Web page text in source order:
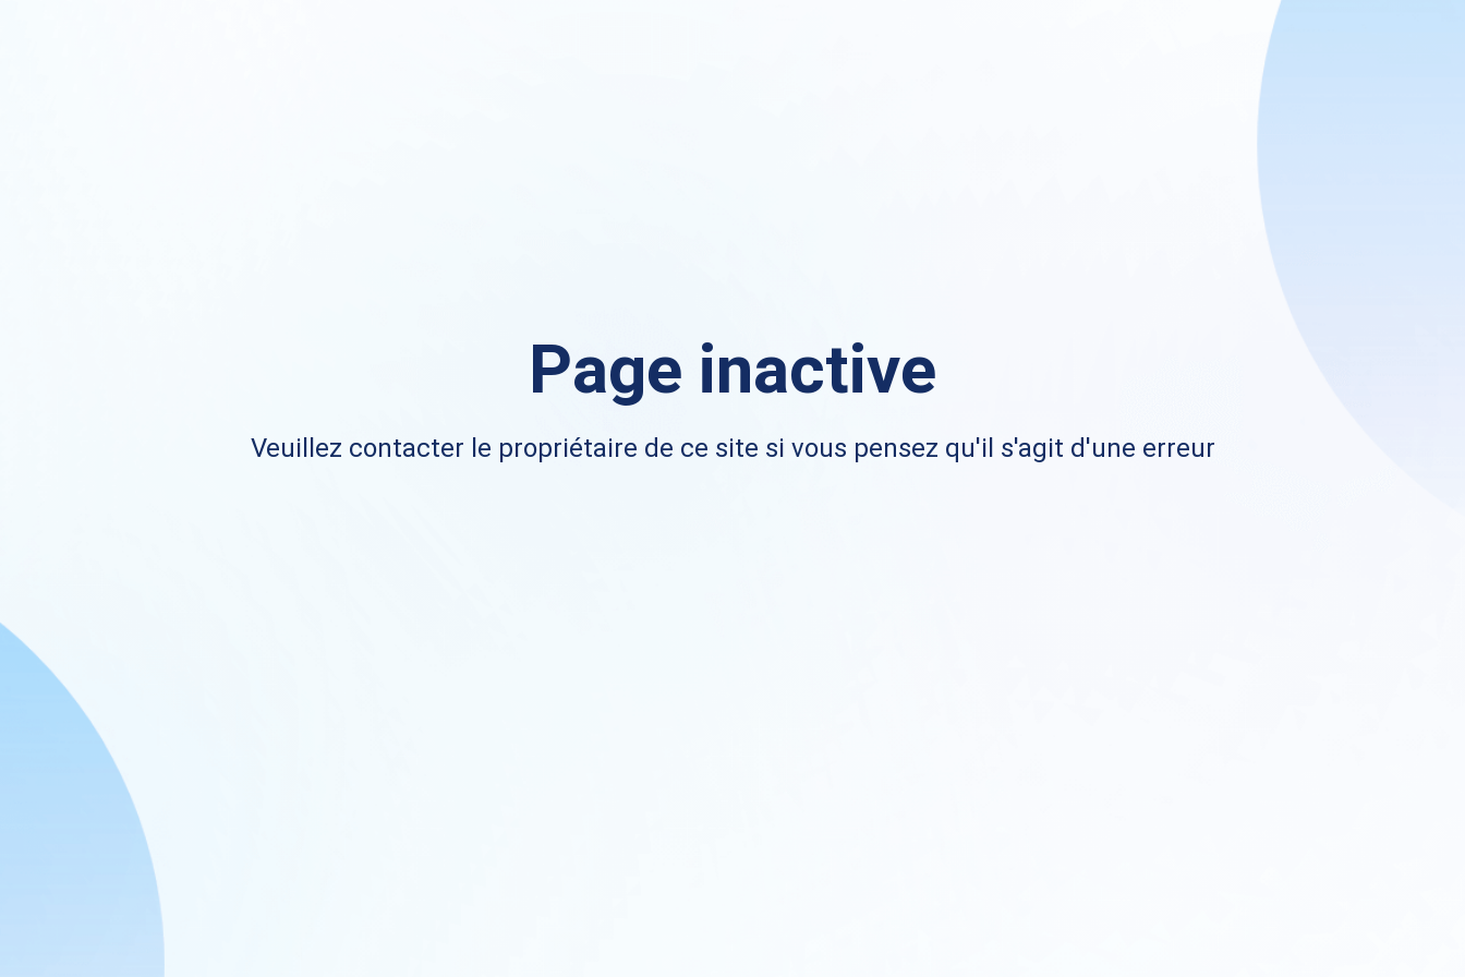
Page inactive
Veuillez contacter le propriétaire de ce site si vous pensez qu'il s'agit d'une erreur